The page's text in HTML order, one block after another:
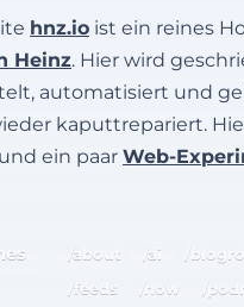
hnz.io ist ein reines
Heinz. Hier wird
automatisiert und
kaputtrepariert.
ein paar Web-
/about /ai /
/feeds
/now /